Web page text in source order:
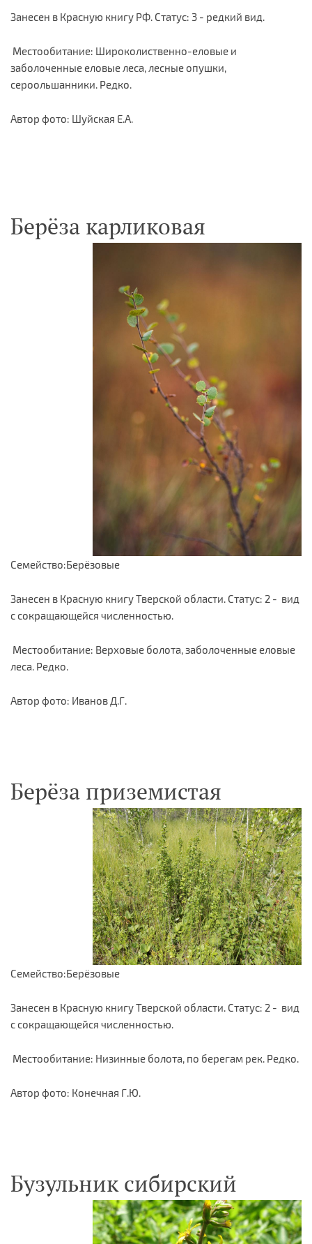
Занесен в Красную книгу РФ. Статус: 3 - редкий вид.
Местообитание: Широколиственно-еловые и
заболоченные еловые леса, лесные опушки,
сероольшанники. Редко.
Автор фото: Шуйская Е.А.
Берёза карликовая
Семейство:Берёзовые
Занесен в Красную книгу Тверской области. Статус: 2 - вид
с сокращающейся численностью.
Местообитание: Верховые болота, заболоченные еловые
леса. Редко.
Автор фото: Иванов Д.Г.
Берёза приземистая
Семейство:Берёзовые
Занесен в Красную книгу Тверской области. Статус: 2 - вид
с сокращающейся численностью.
Местообитание: Низинные болота, по берегам рек. Редко.
Автор фото: Конечная Г.Ю.
Бузульник сибирский